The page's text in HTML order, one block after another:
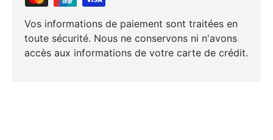
Vos informations de paiement sont traitées en
toute sécurité. Nous ne conservons ni n'avons
accès aux informations de votre carte de crédit.